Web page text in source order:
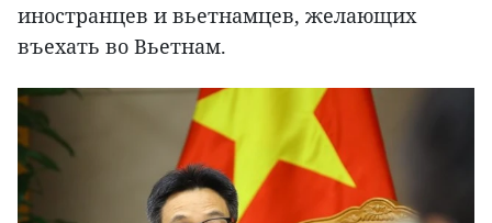
иностранцев и вьетнамцев, желающих
въехать во Вьетнам.